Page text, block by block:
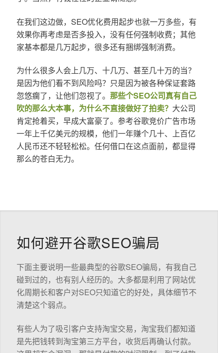
在我们这边做，SEO优化费用起步也就一万多些，有
效果你再考虑是否多投入，没有任何强制收费；其他
家基本都是几万起步，很多还有捆绑强制消费。
为什么很多人会上几万、十几万、甚至几十万的当？
是因为他们看不到风险吗？只是因为被各种保证套路
忽悠瘸了，让他们忽视了。 那些个SEO公司真有自己
吹的那么大本事，为什么不直接做好了拍卖？ 大公司
肯定抢着买，早成大富豪了。参考谷歌竞价广告市场
一年上千亿美元的规模，他们一年赚个几十、上百亿
人民币还不轻轻松松。任何借口在这点面前，都显得
那么的苍白无力。
如何避开谷歌SEO骗局
下面主要说明一些最典型的谷歌SEO骗局，有我自己
碰到过的，也有别人经历的。大多都是利用了网站优
化周期长和客户对SEO只知道它的好处，具体细节不
清楚这个弱点。
有些人为了吸引客户支持淘宝交易，淘宝我们都知道
是先把钱转到淘宝第三方平台，收货后再确认付款。